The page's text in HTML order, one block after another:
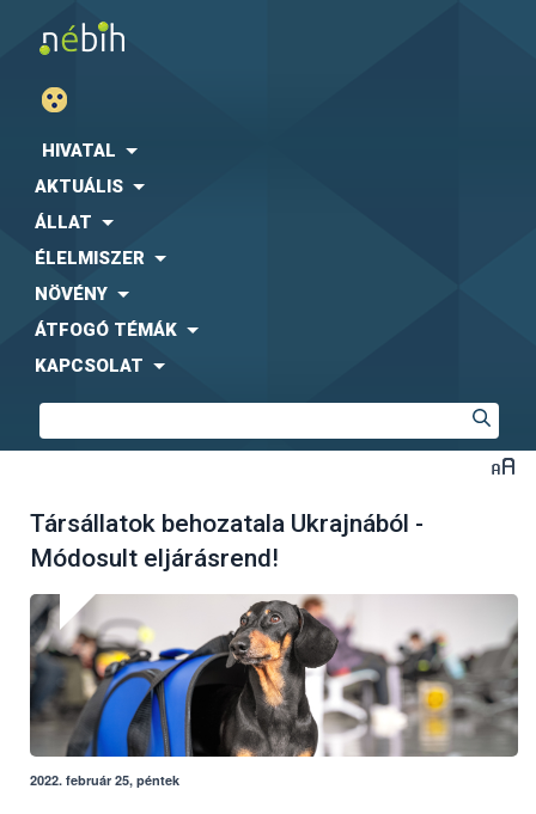
HIVATAL
AKTUÁLIS
ÁLLAT
ÉLELMISZER
NÖVÉNY
ÁTFOGÓ TÉMÁK
KAPCSOLAT
Társállatok behozatala Ukrajnából -
Módosult eljárásrend!
2022. február 25, péntek